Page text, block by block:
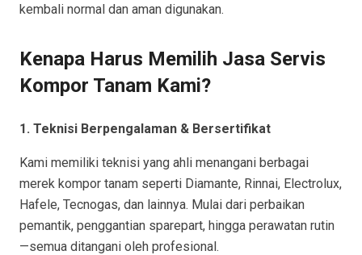
kembali normal dan aman digunakan.
Kenapa Harus Memilih Jasa Servis
Kompor Tanam Kami?
1. Teknisi Berpengalaman & Bersertifikat
Kami memiliki teknisi yang ahli menangani berbagai
merek kompor tanam seperti Diamante, Rinnai, Electrolux,
Hafele, Tecnogas, dan lainnya. Mulai dari perbaikan
pemantik, penggantian sparepart, hingga perawatan rutin
—semua ditangani oleh profesional.